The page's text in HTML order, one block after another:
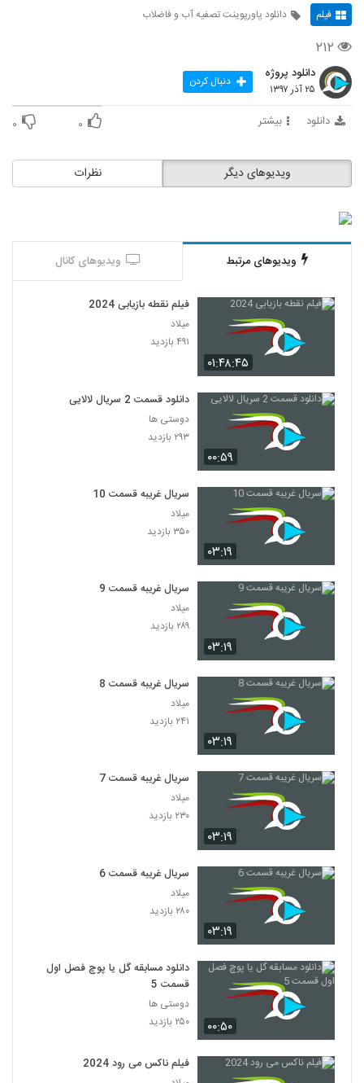
فیلم دانلود پاورپوینت تصفیه آب و فاضلاب
۲۱۲
دانلود پروژه
۲۵ آذر ۱۳۹۷ دنبال کردن
دانلود بیشتر ۰ ۰
نظرات ویدیوهای دیگر
ویدیوهای مرتبط ویدیوهای کانال
۰۱:۴۸:۴۵
فیلم نقطه بازیابی 2024
میلاد
۴۹۱ بازدید
۰۰:۵۹
دانلود قسمت 2 سریال لالایی
دوستی ها
۲۹۳ بازدید
۰۳:۱۹
سریال غریبه قسمت 10
میلاد
۳۵۰ بازدید
۰۳:۱۹
سریال غریبه قسمت 9
میلاد
۲۸۹ بازدید
۰۳:۱۹
سریال غریبه قسمت 8
میلاد
۲۴۱ بازدید
۰۳:۱۹
سریال غریبه قسمت 7
میلاد
۲۳۰ بازدید
۰۳:۱۹
سریال غریبه قسمت 6
میلاد
۲۸۰ بازدید
۰۰:۵۰
دانلود مسابقه گل یا پوچ فصل اول
قسمت 5
دوستی ها
۲۵۰ بازدید
فیلم ناکس می رود 2024